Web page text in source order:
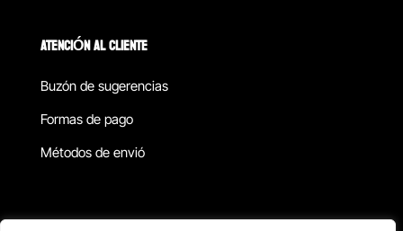
ATENCIÓN AL CLIENTE
Buzón de sugerencias
Formas de pago
Métodos de envió